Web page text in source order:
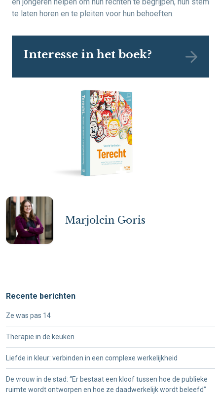
te laten horen en te pleiten voor hun behoeften.
Interesse in het boek?
Marjolein Goris
Recente berichten
Ze was pas 14
Therapie in de keuken
Liefde in kleur: verbinden in een complexe werkelijkheid
De vrouw in de stad: “Er bestaat een kloof tussen hoe de publieke
ruimte wordt ontworpen en hoe ze daadwerkelijk wordt beleefd”